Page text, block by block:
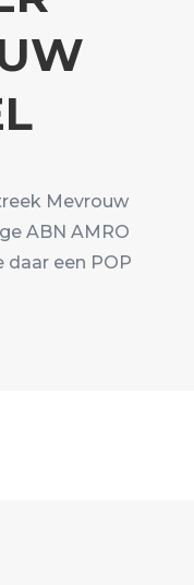
Mevrouw
ABN AMRO
daar een POP